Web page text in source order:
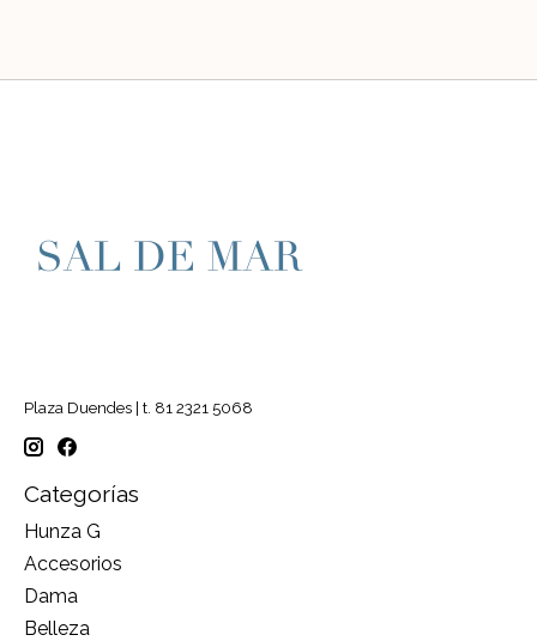
Plaza Duendes | t. 81 2321 5068
Categorías
Hunza G
Accesorios
Dama
Belleza